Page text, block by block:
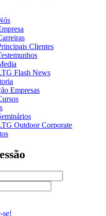
Clientes
Flash News
Empresas
Outdoor Corporate
se!